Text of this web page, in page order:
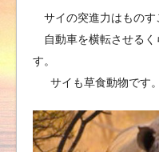
サイの突進力はものす
自動車を横転させるく
す。
サイも草食動物です。